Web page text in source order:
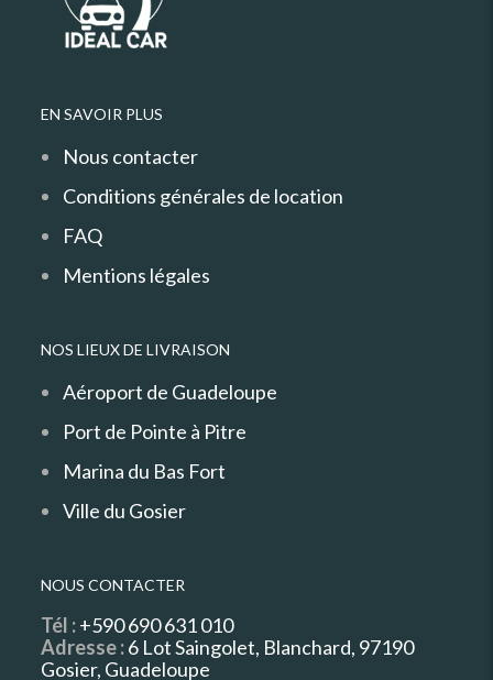
EN SAVOIR PLUS
Nous contacter
Conditions générales de location
FAQ
Mentions légales
NOS LIEUX DE LIVRAISON
Aéroport de Guadeloupe
Port de Pointe à Pitre
Marina du Bas Fort
Ville du Gosier
NOUS CONTACTER
Tél :+590 690 631 010
Adresse :6 Lot Saingolet, Blanchard, 97190
Gosier, Guadeloupe